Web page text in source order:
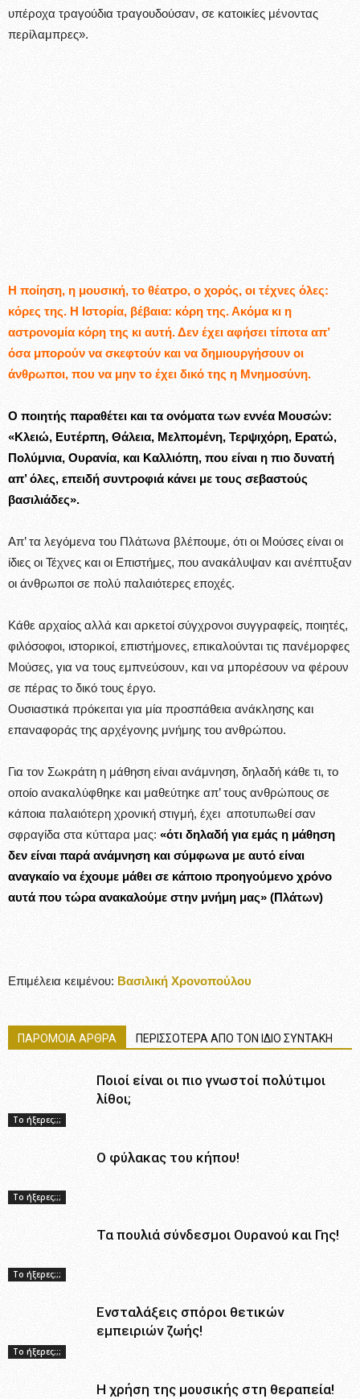
υπέροχα τραγούδια τραγουδούσαν, σε κατοικίες μένοντας
περίλαμπρες».
Η ποίηση, η μουσική, το θέατρο, ο χορός, οι τέχνες όλες:
κόρες της. Η Ιστορία, βέβαια: κόρη της. Ακόμα κι η
αστρονομία κόρη της κι αυτή. Δεν έχει αφήσει τίποτα απ’
όσα μπορούν να σκεφτούν και να δημιουργήσουν οι
άνθρωποι, που να μην το έχει δικό της η Μνημοσύνη.
Ο ποιητής παραθέτει και τα ονόματα των εννέα Μουσών:
«Κλειώ, Ευτέρπη, Θάλεια, Μελπομένη, Τερψιχόρη, Ερατώ,
Πολύμνια, Ουρανία, και Καλλιόπη, που είναι η πιο δυνατή
απ’ όλες, επειδή συντροφιά κάνει με τους σεβαστούς
βασιλιάδες».
Απ’ τα λεγόμενα του Πλάτωνα βλέπουμε, ότι οι Μούσες είναι οι
ίδιες οι Τέχνες και οι Επιστήμες, που ανακάλυψαν και ανέπτυξαν
οι άνθρωποι σε πολύ παλαιότερες εποχές.
Κάθε αρχαίος αλλά και αρκετοί σύγχρονοι συγγραφείς, ποιητές,
φιλόσοφοι, ιστορικοί, επιστήμονες, επικαλούνται τις πανέμορφες
Μούσες, για να τους εμπνεύσουν, και να μπορέσουν να φέρουν
σε πέρας το δικό τους έργο.
Ουσιαστικά πρόκειται για μία προσπάθεια ανάκλησης και
επαναφοράς της αρχέγονης μνήμης του ανθρώπου.
Για τον Σωκράτη η μάθηση είναι ανάμνηση, δηλαδή κάθε τι, το
οποίο ανακαλύφθηκε και μαθεύτηκε απ’ τους ανθρώπους σε
κάποια παλαιότερη χρονική στιγμή, έχει αποτυπωθεί σαν
σφραγίδα στα κύτταρα μας: «ότι δηλαδή για εμάς η μάθηση
δεν είναι παρά ανάμνηση και σύμφωνα με αυτό είναι
αναγκαίο να έχουμε μάθει σε κάποιο προηγούμενο χρόνο
αυτά που τώρα ανακαλούμε στην μνήμη μας» (Πλάτων)
Επιμέλεια κειμένου: Βασιλική Χρονοπούλου
ΠΑΡΟΜΟΙΑ ΑΡΘΡΑ ΠΕΡΙΣΣΟΤΕΡΑ ΑΠΟ ΤΟΝ ΙΔΙΟ ΣΥΝΤΑΚΗ
Το ήξερες;;;
Ποιοί είναι οι πιο γνωστοί πολύτιμοι
λίθοι;
Το ήξερες;;;
Ο φύλακας του κήπου!
Το ήξερες;;;
Τα πουλιά σύνδεσμοι Ουρανού και Γης!
Το ήξερες;;;
Ενσταλάξεις σπόροι θετικών
εμπειριών ζωής!
Η χρήση της μουσικής στη θεραπεία!